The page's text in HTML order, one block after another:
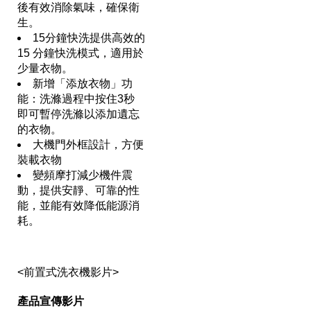
後有效消除氣味，確保衛
生。
15分鐘快洗提供高效的
15 分鐘快洗模式，適用於
少量衣物。
新增「添放衣物」功
能：洗滌過程中按住3秒
即可暫停洗滌以添加遺忘
的衣物。
大機門外框設計，方便
裝載衣物
變頻摩打減少機件震
動，提供安靜、可靠的性
能，並能有效降低能源消
耗。
<前置式洗衣機影片>
產品宣傳影片